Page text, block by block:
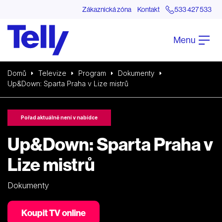
Zákaznická zóna Kontakt 533 427 533
Menu
Domů Televize Program
Dokumenty
Up&Down: Sparta Praha v Lize mistrů
Pořad aktuálně není v nabídce
Up&Down: Sparta Praha v
Lize mistrů
Dokumenty
Koupit TV online